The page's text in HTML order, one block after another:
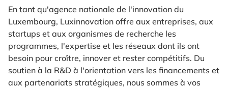
En tant qu'agence nationale de l'innovation du
Luxembourg, Luxinnovation offre aux entreprises, aux
startups et aux organismes de recherche les
programmes, l'expertise et les réseaux dont ils ont
besoin pour croître, innover et rester compétitifs. Du
soutien à la R&D à l'orientation vers les financements et
aux partenariats stratégiques, nous sommes à vos